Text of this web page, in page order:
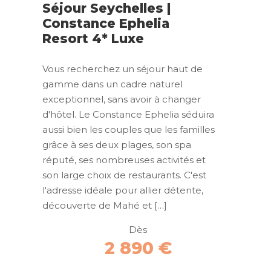
Séjour Seychelles |
Constance Ephelia
Resort 4* Luxe
Vous recherchez un séjour haut de
gamme dans un cadre naturel
exceptionnel, sans avoir à changer
d'hôtel. Le Constance Ephelia séduira
aussi bien les couples que les familles
grâce à ses deux plages, son spa
réputé, ses nombreuses activités et
son large choix de restaurants. C'est
l'adresse idéale pour allier détente,
découverte de Mahé et […]
Dès
2 890 €